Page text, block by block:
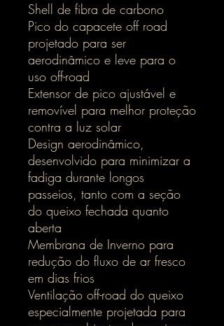
Shell de fibra de carbono
Pico do capacete off road
projetado para ser
aerodinâmico e leve para o
uso off-road
Extensor de pico ajustável e
removível para melhor proteção
contra a luz solar
Design aerodinâmico,
desenvolvido para minimizar a
fadiga durante longos
passeios, tanto com a seção
do queixo fechada quanto
aberta
Membrana de Inverno para
redução do fluxo de ar fresco
em dias frios
Ventilação off-road do queixo
especialmente projetada para